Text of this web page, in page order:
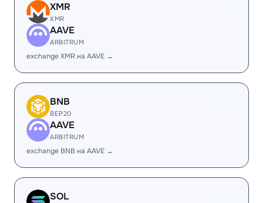
XMR
XMR
AAVE
ARBITRUM
exchange XMR на AAVE →
BNB
BEP20
AAVE
ARBITRUM
exchange BNB на AAVE →
SOL